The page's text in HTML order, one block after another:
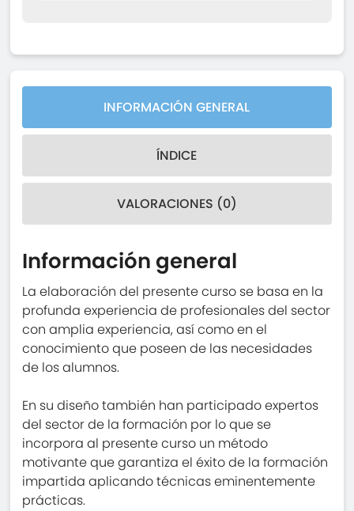
INFORMACIÓN GENERAL
ÍNDICE
VALORACIONES (0)
Información general
La elaboración del presente curso se basa en la
profunda experiencia de profesionales del sector
con amplia experiencia, así como en el
conocimiento que poseen de las necesidades
de los alumnos.
En su diseño también han participado expertos
del sector de la formación por lo que se
incorpora al presente curso un método
motivante que garantiza el éxito de la formación
impartida aplicando técnicas eminentemente
prácticas.